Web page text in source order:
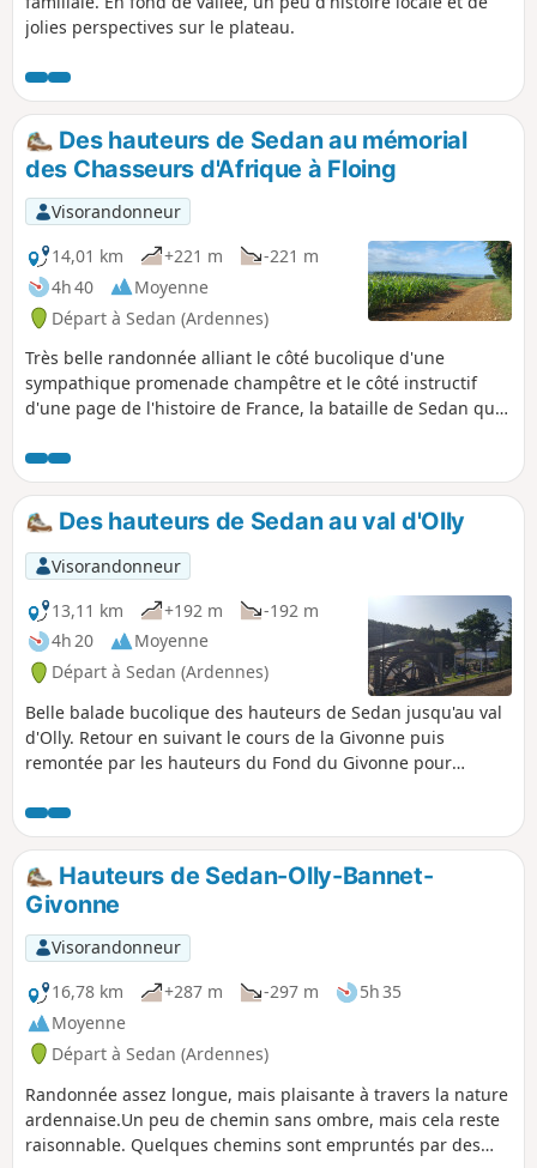
jolies perspectives sur le plateau.
Des hauteurs de Sedan au mémorial
des Chasseurs d'Afrique à Floing
Visorandonneur
14,01 km
+221 m
-221 m
4h 40
Moyenne
Départ à Sedan (Ardennes)
Très belle randonnée alliant le côté bucolique d'une
sympathique promenade champêtre et le côté instructif
d'une page de l'histoire de France, la bataille de Sedan qui
capitulation de l'armée française dès le lendemain et, par
voie de conséquence, la fin de la guerre franco-prussienne
de 1870.Des hauteurs de Sedan au val d'Olly
Visorandonneur
13,11 km
+192 m
-192 m
4h 20
Moyenne
Départ à Sedan (Ardennes)
Belle balade bucolique des hauteurs de Sedan jusqu'au val
d'Olly. Retour en suivant le cours de la Givonne puis
remontée par les hauteurs du Fond du Givonne pour
Hauteurs de Sedan-Olly-Bannet-
Givonne
Visorandonneur
16,78 km
+287 m -297 m
5h 35
Moyenne
Départ à Sedan (Ardennes)
Randonnée assez longue, mais plaisante à travers la nature
ardennaise.Un peu de chemin sans ombre, mais cela reste
raisonnable. Quelques chemins sont empruntés par des